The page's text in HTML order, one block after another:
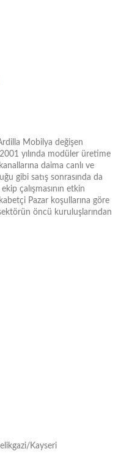
Mobilya değişen
yılında modüler üretime
daima canlı ve
gibi satış sonrasında da
çalışmasının etkin
Pazar koşullarına göre
öncü kuruluşlarından
Kayseri